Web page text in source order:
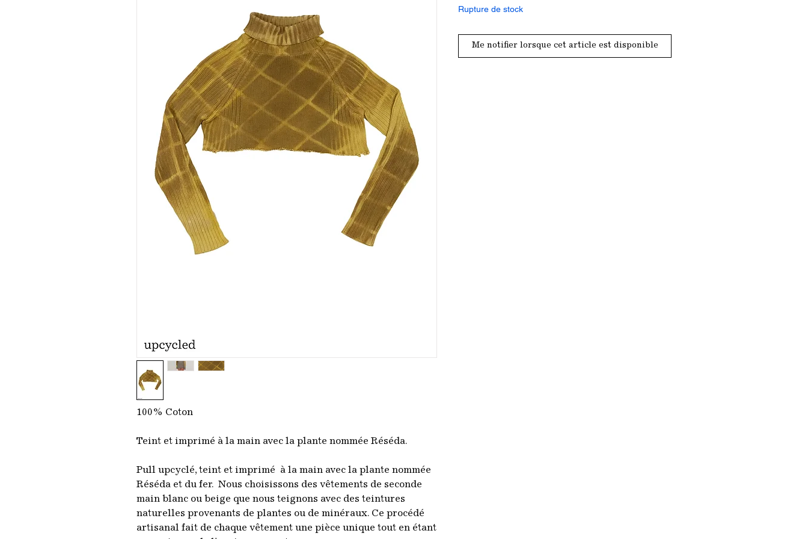
100% Coton
Teint et imprimé à la main avec la plante nommée Réséda.
Pull upcyclé, teint et imprimé à la main avec la plante nommée
Réséda et du fer. Nous choisissons des vêtements de seconde
main blanc ou beige que nous teignons avec des teintures
naturelles provenants de plantes ou de minéraux. Ce procédé
artisanal fait de chaque vêtement une pièce unique tout en étant
Rupture de stock
Me notifier lorsque cet article est disponible